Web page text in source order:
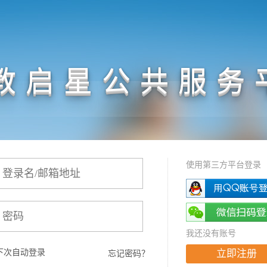
启星公共服务
次自动登录 忘记密码？
使用第三方平台登录
我还没有账号
立即注册